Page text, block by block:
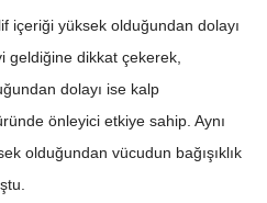
içeriği yüksek olduğundan dolayı
geldiğine dikkat çekerek,
dolayı ise kalp
önleyici etkiye sahip. Aynı
olduğundan vücudun bağışıklık